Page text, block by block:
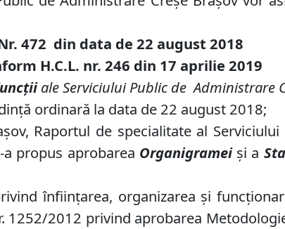
472 din data de 22 august 2018
H.C.L. nr. 246 din 17 aprilie 2019
ale Serviciului Public de Administrare
ordinară la data de 22 august 2018;
Raportul de specialitate al
propus aprobarea Organigrameişi a
înfiinţarea, organizarea şi
2012 privind aprobarea